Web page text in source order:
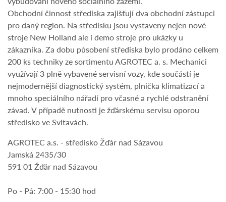
Obchodní činnost střediska zajišťují dva obchodní zástupci
pro daný region. Na středisku jsou vystaveny nejen nové
stroje New Holland ale i demo stroje pro ukázky u
zákazníka. Za dobu působení střediska bylo prodáno celkem
200 ks techniky ze sortimentu AGROTEC a. s. Mechanici
využívají 3 plně vybavené servisní vozy, kde součástí je
nejmodernější diagnostický systém, plnička klimatizací a
mnoho speciálního nářadí pro včasné a rychlé odstranění
závad. V případě nutnosti je žďárskému servisu oporou
středisko ve Svitavách.
AGROTEC a.s. - středisko Žďár nad Sázavou
Jamská 2435/30
591 01 Žďár nad Sázavou
Po - Pá: 7:00 - 15:30 hod